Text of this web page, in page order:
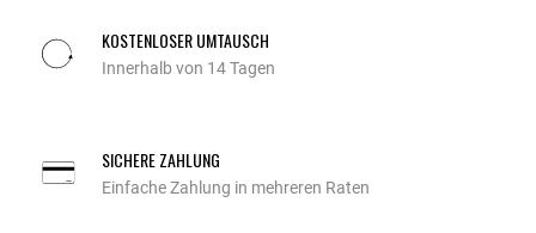
KOSTENLOSER UMTAUSCH
Innerhalb von 14 Tagen
SICHERE ZAHLUNG
Einfache Zahlung in mehreren Raten